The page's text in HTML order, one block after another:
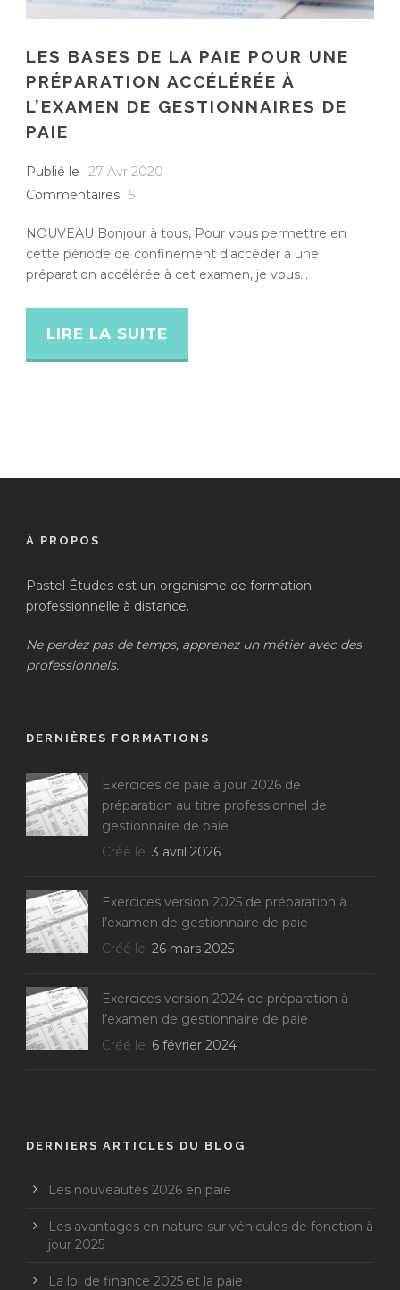
LES BASES DE LA PAIE POUR UNE
PRÉPARATION ACCÉLÉRÉE À
L’EXAMEN DE GESTIONNAIRES DE
PAIE
Publié le
27 Avr 2020
Commentaires 5
NOUVEAU Bonjour à tous, Pour vous permettre en
cette période de confinement d’accéder à une
préparation accélérée à cet examen, je vous...
LIRE LA SUITE
À PROPOS
Pastel Études est un organisme de formation
professionnelle à distance.
Ne perdez pas de temps, apprenez un métier avec des
professionnels.
DERNIÈRES FORMATIONS
Exercices de paie à jour 2026 de
préparation au titre professionnel de
gestionnaire de paie
Créé le 3 avril 2026
Exercices version 2025 de préparation à
l’examen de gestionnaire de paie
Créé le 26 mars 2025
Exercices version 2024 de préparation à
l’examen de gestionnaire de paie
Créé le 6 février 2024
DERNIERS ARTICLES DU BLOG
Les nouveautés 2026 en paie
Les avantages en nature sur véhicules de fonction à
jour 2025
La loi de finance 2025 et la paie